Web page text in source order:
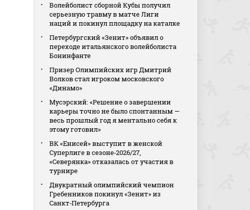
Волейболист сборной Кубы получил
серьезную травму в матче Лиги
наций и покинул площадку на каталке
Петербургский «Зенит» объявил о
переходе итальянского волейболиста
Бонинфанте
Призер Олимпийских игр Дмитрий
Волков стал игроком московского
«Динамо»
Мусэрский: «Решение о завершении
карьеры точно не было спонтанным —
весь прошлый год я ментально себя к
этому готовил»
ВК «Енисей» выступит в женской
Суперлиге в сезоне‑2026/27,
«Северянка» отказалась от участия в
турнире
Двукратный олимпийский чемпион
Гребенников покинул «Зенит» из
Санкт‑Петербурга